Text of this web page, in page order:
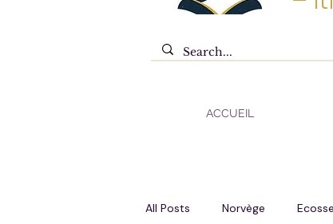
ACCUEIL
All Posts Norvège Ecosse